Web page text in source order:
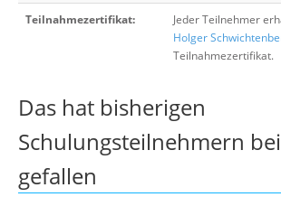
Teilnahmezertifikat: Jeder Teilnehmer
Holger
Teilnahmezertifikat.
Das hat bisherigen
Schulungsteilnehmern
gefallen